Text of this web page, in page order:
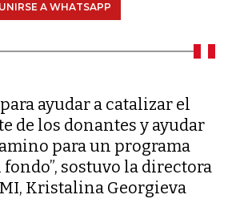
UNIRSE A WHATSAPP
ayudar a catalizar el
de los donantes y ayudar
para un programa
sostuvo la directora
Kristalina Georgieva